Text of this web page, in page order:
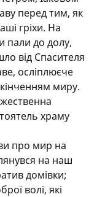
перед тим, як
гріхи. На
пали до долу,
від Спасителя
осліплюєче
миру.
храму
про мир на
на наш
домівки;
волі, які